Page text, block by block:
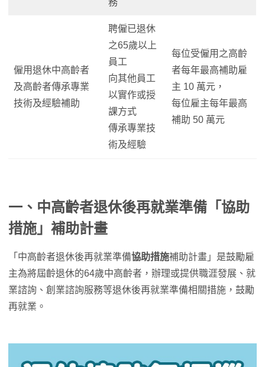
務
僱用退休中高齡者
及高齡者傳承專業
技術及經驗補助
聘僱已退休
之65歲以上
員工
向其他員工
以實作或授
課方式
傳承專業技
術及經驗
每位受僱用之高齡
者每年最高補助雇
主 10 萬元，
每位雇主每年最高
補助 50 萬元
一、中高齡者退休後再就業準備「協助
措施」補助計畫
「中高齡者退休後再就業準備協助措施補助計畫」是鼓勵雇
主為將屆齡退休的64歲中高齡者，辦理或提供職涯發展、就
業諮詢、創業諮詢服務等退休後再就業準備相關措施，鼓勵
再就業。